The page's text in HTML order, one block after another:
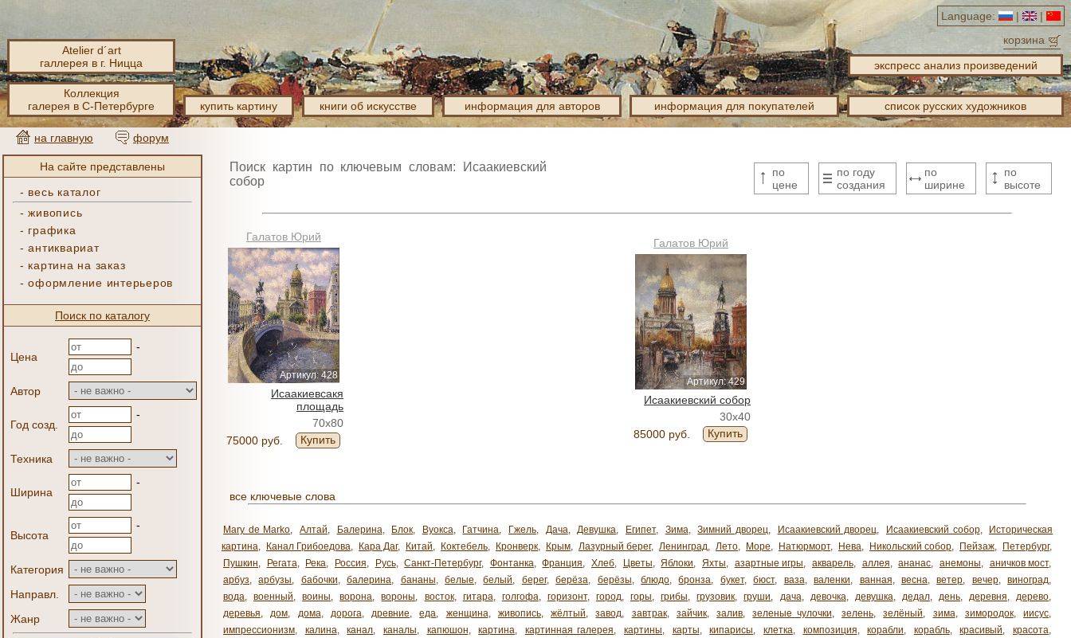
Language: |
|
корзина
Atelier d´art
галлерея в г. Ницца
экспресс анализ произведений
Коллекция
галерея в С-Петербурге
купить картину книги об искусстве информация для авторов информация для покупателей список русских художников
на главную форум
На сайте представлены
- весь каталог
-живопись
- графика
-антиквариат
- картина на заказ
-оформление интерьеров
Поиск по каталогу
Цена
-
Автор
Год созд.
-
Техника
Ширина
-
Высота
-
Категория
Направл.
Жанр
Поиск картин по ключевым словам: Исаакиевский
собор
по
цене
по году
создания
по
ширине
по
высоте
Галатов Юрий
Артикул: 428
Исаакиевсакя
площадь
70x80
75000 руб.
Купить
Галатов Юрий
Артикул: 429
Исаакиевский собор
30x40
85000 руб.
Купить
все ключевые слова
Mary de Marko, Алтай, Балерина, Блок, Вуокса, Гатчина, Гжель, Дача, Девушка, Египет, Зима, Зимний дворец, Исаакиевский дворец, Исаакиевский собор,
Историческая
картина, Канал Грибоедова, Кара Даг, Китай, Коктебель, Кронверк, Крым, Лазурный берег, Ленинград, Лето, Море, Натюрморт, Нева, Никольский собор, Пейзаж, Петербург,
Пушкин, Регата, Река, Россия, Русь, Санкт-Петербург, Фонтанка, Франция, Хлеб, Цветы, Яблоки, Яхты, азартные игры, акварель, аллея, ананас, анемоны, аничков мост,
арбуз, арбузы, бабочки, балерина, бананы, белые, белый, берег, берёза, берёзы, блюдо, бронза, букет, бюст, ваза, валенки, ванная, весна, ветер, вечер, виноград,
вода, военный, воины, ворона, вороны, восток, гитара, голгофа, горизонт, город, горы, грибы, грузовик, груши, дача, девочка, девушка, дедал, день, деревня, дерево,
деревья, дом, дома, дорога, древние, еда, женщина, живопись, жёлтый, завод, завтрак, зайчик, залив, зеленые чулочки, зелень, зелёный, зима, зимородок, иисус,
импрессионизм, калина, канал, каналы, капюшон, картина, картинная галерея, картины, карты, кипарисы, клетка, композиция, корабли, корабль, красивый, красота,